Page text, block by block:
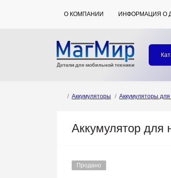
О КОМПАНИИ ИНФОРМАЦИЯ О
Аккумуляторы Аккумуляторы для
Аккумулятор для
Продано